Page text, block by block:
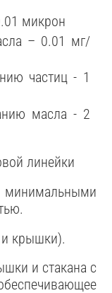
микрон
– 0.01 мг/
частиц - 1
масла - 2
линейки
минимальными
и крышки).
и стакана с